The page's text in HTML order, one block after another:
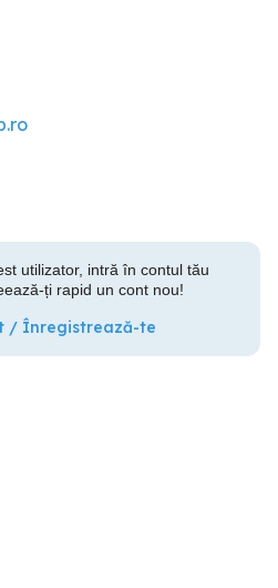
utilizator, intră în contul tău
ți rapid un cont nou!
/ Înregistrează-te